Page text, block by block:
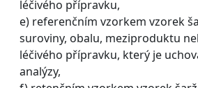
léčivého přípravku,
e) referenčním vzorkem vzorek
suroviny, obalu, meziproduktu
léčivého přípravku, který je
analýzy,